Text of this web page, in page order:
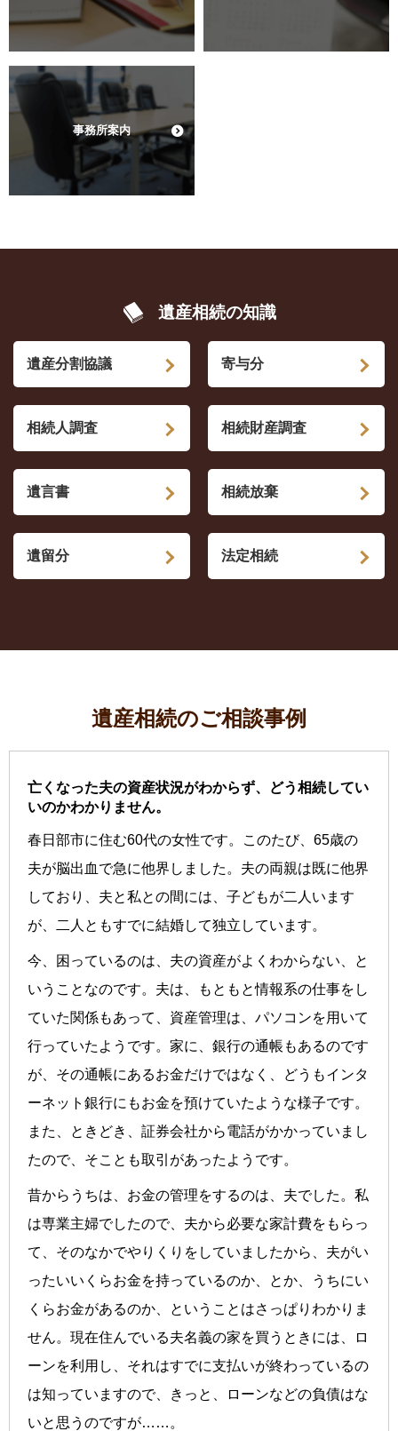
事務所案内
遺産相続の知識
遺産分割協議 寄与分
相続人調査 相続財産調査
遺言書 相続放棄
遺留分 法定相続
遺産相続のご相談事例
亡くなった夫の資産状況がわからず、どう相続してい
いのかわかりません。
春日部市に住む60代の女性です。このたび、65歳の
夫が脳出血で急に他界しました。夫の両親は既に他界
しており、夫と私との間には、子どもが二人います
が、二人ともすでに結婚して独立しています。
今、困っているのは、夫の資産がよくわからない、と
いうことなのです。夫は、もともと情報系の仕事をし
ていた関係もあって、資産管理は、パソコンを用いて
行っていたようです。家に、銀行の通帳もあるのです
が、その通帳にあるお金だけではなく、どうもインタ
ーネット銀行にもお金を預けていたような様子です。
また、ときどき、証券会社から電話がかかっていまし
たので、そことも取引があったようです。
昔からうちは、お金の管理をするのは、夫でした。私
は専業主婦でしたので、夫から必要な家計費をもらっ
て、そのなかでやりくりをしていましたから、夫がい
ったいいくらお金を持っているのか、とか、うちにい
くらお金があるのか、ということはさっぱりわかりま
せん。現在住んでいる夫名義の家を買うときには、ロ
ーンを利用し、それはすでに支払いが終わっているの
は知っていますので、きっと、ローンなどの負債はな
いと思うのですが……。